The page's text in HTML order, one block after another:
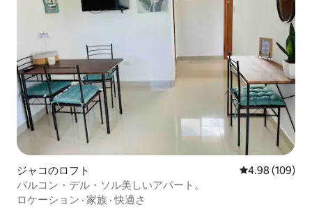
ジャコのロフト レビュー109
4.98 (109)
バルコン・デル・ソル美しいアパート。
ロケーション · 家族 ·快適さ